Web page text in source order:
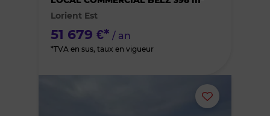
Lorient Est
51 679 €* / an
*TVA en sus, taux en vigueur
Ajouter